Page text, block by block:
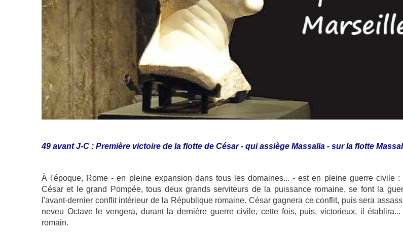
49 avant J-C : Première victoire de la flotte de César - qui assiège Massalia - sur la flotte
À l'époque, Rome - en pleine expansion dans tous les domaines... - est en pleine guerre civile :
César et le grand Pompée, tous deux grands serviteurs de la puissance romaine, se font la
l'avant-dernier conflit intérieur de la République romaine. César gagnera ce conflit, puis sera
neveu Octave le vengera, durant la dernière guerre civile, cette fois, puis, victorieux, il établira...
romain.